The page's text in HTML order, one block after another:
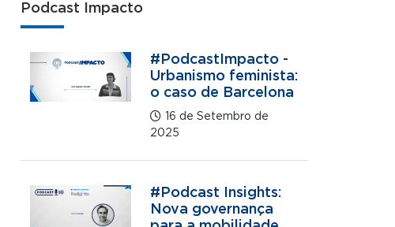
Podcast Impacto
#PodcastImpacto -
Urbanismo feminista:
o caso de Barcelona
16 de Setembro de
2025
#Podcast Insights:
Nova governança